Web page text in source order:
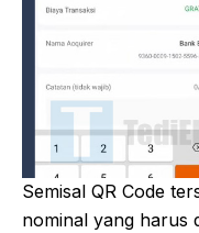
Semisal QR Code
nominal yang harus